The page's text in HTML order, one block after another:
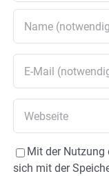
Mit der Nutzung
sich mit der